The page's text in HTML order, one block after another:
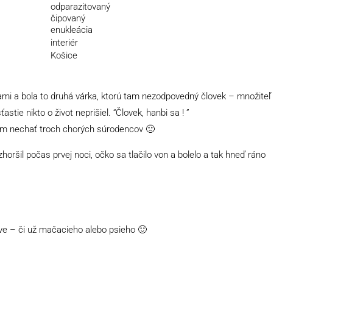
odparazitovaný
čipovaný
enukleácia
interiér
Košice
a bola to druhá várka, ktorú tam nezodpovedný človek – množiteľ
nikto o život neprišiel. “Človek, hanbi sa ! ”
nechať troch chorých súrodencov 🙁
počas prvej noci, očko sa tlačilo von a bolelo a tak hneď ráno
– či už mačacieho alebo psieho 🙂